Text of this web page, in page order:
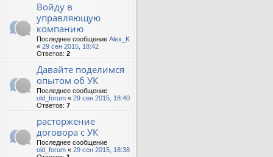
Войду в
управляющую
компанию
Последнее сообщение Alex_K
« 29 сен 2015, 18:42
Ответов: 2
Давайте поделимся
опытом об УК
Последнее сообщение
old_forum « 29 сен 2015, 18:40
Ответов: 7
расторжение
договора с УК
Последнее сообщение
old_forum « 29 сен 2015, 18:38